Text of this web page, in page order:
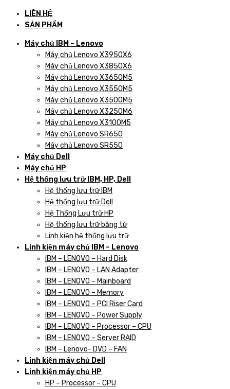
LIÊN HỆ
SẢN PHẨM
Máy chủ IBM – Lenovo
Máy chủ Lenovo X3950X6
Máy chủ Lenovo X3850X6
Máy chủ Lenovo X3650M5
Máy chủ Lenovo X3550M5
Máy chủ Lenovo X3500M5
Máy chủ Lenovo X3250M6
Máy chủ Lenovo X3100M5
Máy chủ Lenovo SR650
Máy chủ Lenovo SR550
Máy chủ Dell
Máy chủ HP
Hệ thống lưu trữ IBM, HP, Dell
Hệ thống lưu trữ IBM
Hệ thống lưu trữ Dell
Hệ Thống Lưu trữ HP
Hệ thống lưu trữ băng từ
Linh kiện hệ thống lưu trữ
Linh kiện máy chủ IBM – Lenovo
IBM – LENOVO – Hard Disk
IBM – LENOVO – LAN Adapter
IBM – LENOVO – Mainboard
IBM – LENOVO – Memory
IBM – LENOVO – PCI Riser Card
IBM – LENOVO – Power Supply
IBM – LENOVO – Processor – CPU
IBM – LENOVO – Server RAID
IBM – Lenovo- DVD – FAN
Linh kiện máy chủ Dell
Linh kiện máy chủ HP
HP – Processor – CPU